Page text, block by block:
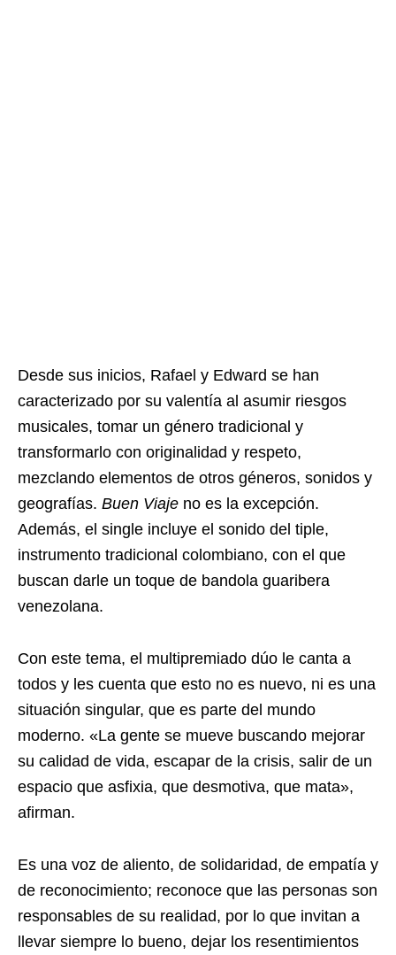
Desde sus inicios, Rafael y Edward se han
caracterizado por su valentía al asumir riesgos
musicales, tomar un género tradicional y
transformarlo con originalidad y respeto,
mezclando elementos de otros géneros, sonidos y
geografías. Buen Viaje no es la excepción.
Además, el single incluye el sonido del tiple,
instrumento tradicional colombiano, con el que
buscan darle un toque de bandola guaribera
venezolana.
Con este tema, el multipremiado dúo le canta a
todos y les cuenta que esto no es nuevo, ni es una
situación singular, que es parte del mundo
moderno. «La gente se mueve buscando mejorar
su calidad de vida, escapar de la crisis, salir de un
espacio que asfixia, que desmotiva, que mata»,
afirman.
Es una voz de aliento, de solidaridad, de empatía y
de reconocimiento; reconoce que las personas son
responsables de su realidad, por lo que invitan a
llevar siempre lo bueno, dejar los resentimientos